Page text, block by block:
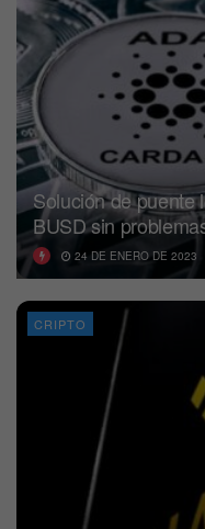
Solución de puente
BUSD sin
24 DE ENERO DE 2023
CRIPTO